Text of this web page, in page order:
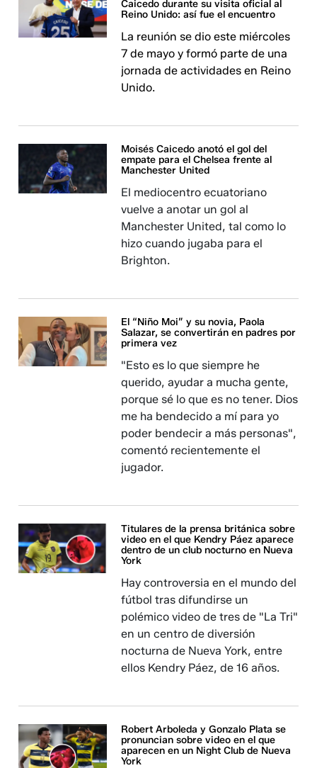
Caicedo durante su visita oficial al
Reino Unido: así fue el encuentro
La reunión se dio este miércoles
7 de mayo y formó parte de una
jornada de actividades en Reino
Unido.
Moisés Caicedo anotó el gol del
empate para el Chelsea frente al
Manchester United
El mediocentro ecuatoriano
vuelve a anotar un gol al
Manchester United, tal como lo
hizo cuando jugaba para el
Brighton.
El “Niño Moi” y su novia, Paola
Salazar, se convertirán en padres por
primera vez
"Esto es lo que siempre he
querido, ayudar a mucha gente,
porque sé lo que es no tener. Dios
me ha bendecido a mí para yo
poder bendecir a más personas",
comentó recientemente el
jugador.
Titulares de la prensa británica sobre
video en el que Kendry Páez aparece
dentro de un club nocturno en Nueva
York
Hay controversia en el mundo del
fútbol tras difundirse un
polémico video de tres de "La Tri"
en un centro de diversión
nocturna de Nueva York, entre
ellos Kendry Páez, de 16 años.
Robert Arboleda y Gonzalo Plata se
pronuncian sobre video en el que
aparecen en un Night Club de Nueva
York